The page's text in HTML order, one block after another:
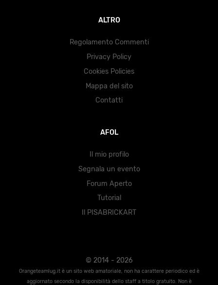
ALTRO
Regolamento Commenti
Privacy Policy
Cookies Policies
Mappa del sito
Contatti
AFOL
Il mio profilo
Segnala un evento
Forum Aperto
Tutorial
Il PISABRICKART
© 2014 - 2026
Orangeteamlug.it è un sito web amatoriale, non ha carattere periodico ed è
aggiornato secondo la disponibilità dello staff a titolo gratuito. Non è